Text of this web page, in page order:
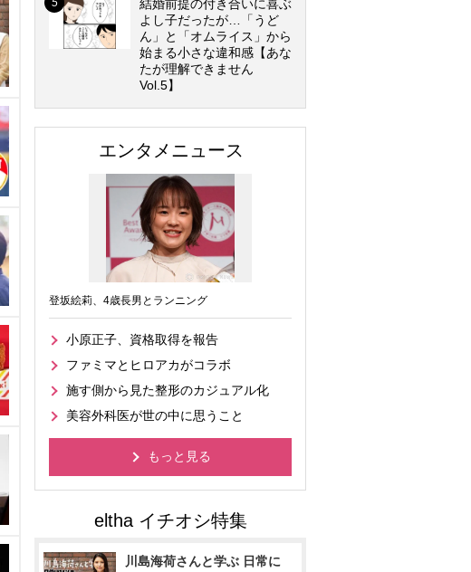
結婚前提の付き合いに喜ぶ
よし子だったが…「うど
ん」と「オムライス」から
始まる小さな違和感【あな
たが理解できません
Vol.5】
エンタメニュース
登坂絵莉、4歳長男とランニング
小原正子、資格取得を報告
ファミマとヒロアカがコラボ
施す側から見た整形のカジュアル化
美容外科医が世の中に思うこと
もっと見る
川島海荷さんと学ぶ 日常に